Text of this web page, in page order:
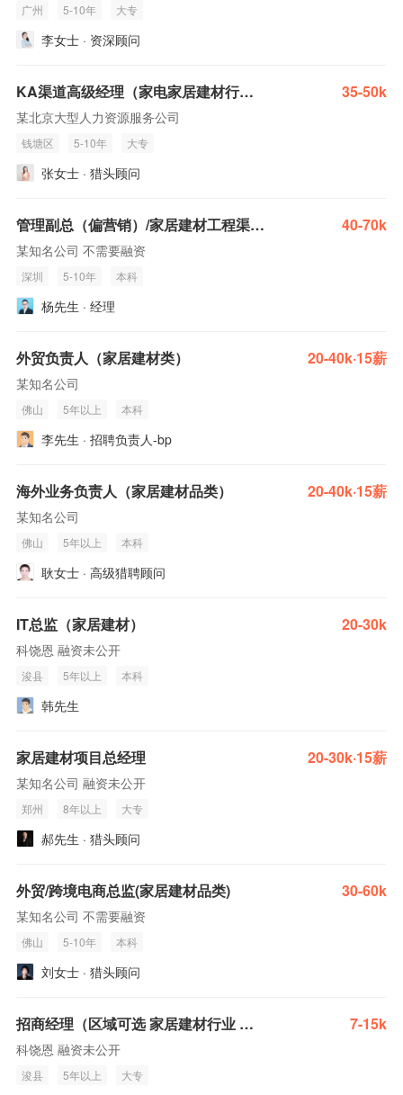
广州 5-10年 大专
李女士 · 资深顾问
KA渠道高级经理（家电家居建材行业的 KA 渠道，双休，做全国） 35-50k
某北京大型人力资源服务公司
钱塘区 5-10年 大专
张女士 · 猎头顾问
管理副总（偏营销）/家居建材工程渠道业务开拓与大区经营管理/深圳办公 40-70k
某知名公司 不需要融资
深圳 5-10年 本科
杨先生 · 经理
外贸负责人（家居建材类） 20-40k·15薪
某知名公司
佛山 5年以上 本科
李先生 · 招聘负责人-bp
海外业务负责人（家居建材品类） 20-40k·15薪
某知名公司
佛山 5年以上 本科
耿女士 · 高级猎聘顾问
IT总监（家居建材） 20-30k
科饶恩 融资未公开
浚县 5年以上 本科
韩先生
家居建材项目总经理 20-30k·15薪
某知名公司 融资未公开
郑州 8年以上 大专
郝先生 · 猎头顾问
外贸/跨境电商总监(家居建材品类) 30-60k
某知名公司 不需要融资
佛山 5-10年 本科
刘女士 · 猎头顾问
招商经理（区域可选 家居建材行业 待遇优厚） 7-15k
科饶恩 融资未公开
浚县 5年以上 大专